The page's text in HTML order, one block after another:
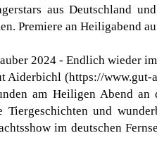
aus Deutschland
Premiere an Heiligabend
2024 - Endlich wieder
Aiderbichl (https://
am Heiligen Abend an
Tiergeschichten und
im deutschen